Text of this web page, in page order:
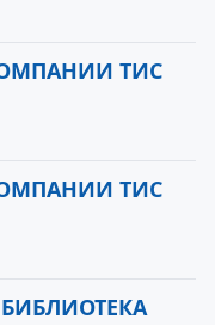
ТИС
ТИС